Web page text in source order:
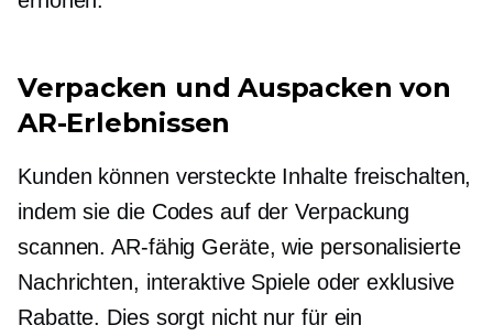
Verpacken und Auspacken von
AR-Erlebnissen
Kunden können versteckte Inhalte freischalten,
indem sie die Codes auf der Verpackung
scannen.AR-fähig Geräte, wie personalisierte
Nachrichten, interaktive Spiele oder exklusive
Rabatte. Dies sorgt nicht nur für ein